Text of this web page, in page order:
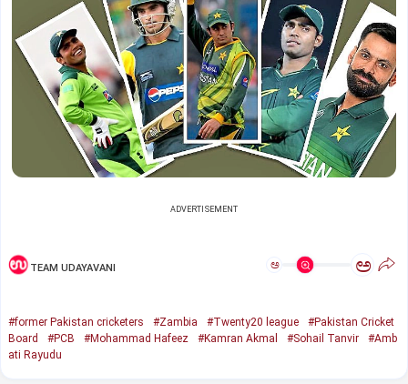
ADVERTISEMENT
TEAM UDAYAVANI ಅ ಅ
#former Pakistan cricketers #Zambia #Twenty20 league
#Pakistan Cricket
Board
#PCB #Mohammad Hafeez #Kamran Akmal #Sohail Tanvir
#Amb
ati Rayudu